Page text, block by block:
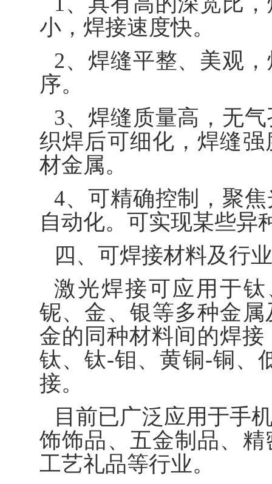
小，焊接速度快。
2、焊缝平整、美观
序。
3、焊缝质量高，无
织焊后可细化，焊缝
材金属。
4、可精确控制，聚
自动化。可实现某些异
四、可焊接材料及行
激光焊接可应用于
铌、金、银等多种金
金的同种材料间的焊
钛、钛-钼、黄铜-铜、
接。
目前已广泛应用于手
饰饰品、五金制品、
工艺礼品等行业。